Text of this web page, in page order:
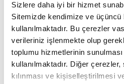
Sizlere daha iyi bir hizmet
Sitemizde kendimize ve
kullanılmaktadır. Bu çerezler
verileriniz işlenmekte olup
toplumu hizmetlerinin
kullanılmaktadır. Diğer
kılınması ve kişiselleştirilmesi
dönüşümün öneminin
başlayacağını, hangi
gerektiğini ve gelecekte
karşılaşacağını net olarak
nedenle Responsible